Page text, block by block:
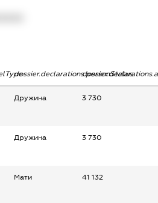
dossier.declarations.personStatus
Дружина 3 730
Дружина 3 730
Мати 41 132